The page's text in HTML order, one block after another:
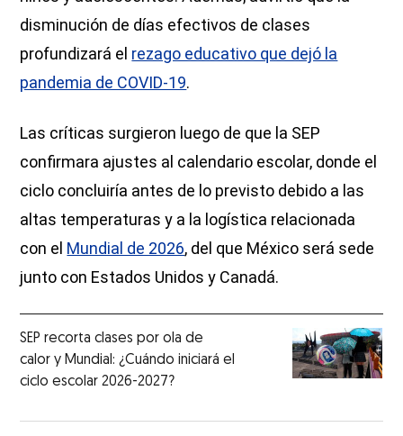
disminución de días efectivos de clases
profundizará el rezago educativo que dejó la
pandemia de COVID-19.
Las críticas surgieron luego de que la SEP
confirmara ajustes al calendario escolar, donde el
ciclo concluiría antes de lo previsto debido a las
altas temperaturas y a la logística relacionada
con el Mundial de 2026, del que México será sede
junto con Estados Unidos y Canadá.
SEP recorta clases por ola de
calor y Mundial: ¿Cuándo iniciará el
ciclo escolar 2026-2027?